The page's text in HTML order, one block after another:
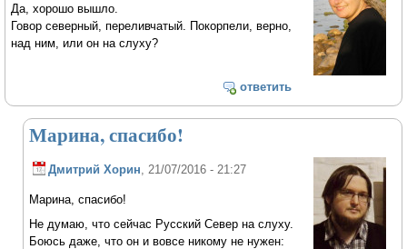
Да, хорошо вышло.
Говор северный, переливчатый. Покорпели, верно,
над ним, или он на слуху?
ответить
Марина, спасибо!
Дмитрий Хорин , 21/07/2016 - 21:27
Марина, спасибо!
Не думаю, что сейчас Русский Север на слуху.
Боюсь даже, что он и вовсе никому не нужен: